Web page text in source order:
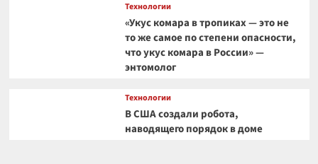
Технологии
«Укус комара в тропиках — это не
то же самое по степени опасности,
что укус комара в России» —
энтомолог
Технологии
В США создали робота,
наводящего порядок в доме